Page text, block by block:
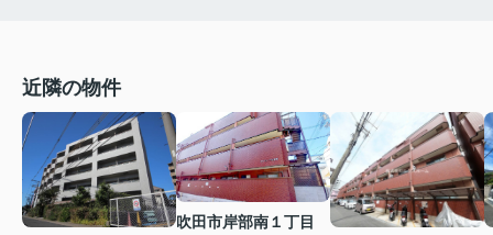
近隣の物件
吹田市岸部南１丁目